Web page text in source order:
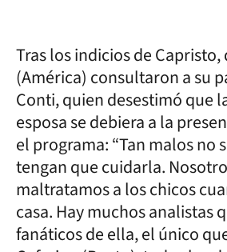
Tras los indicios de Capristo,
(América) consultaron a su
Conti, quien desestimó que
esposa se debiera a la
el programa: “Tan malos no
tengan que cuidarla.
maltratamos a los chicos
casa. Hay muchos analistas
fanáticos de ella, el único